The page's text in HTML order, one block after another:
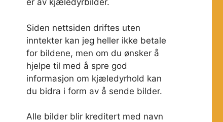
er av kjæledyrbilder.
Siden nettsiden driftes uten
inntekter kan jeg heller ikke betale
for bildene, men om du ønsker å
hjelpe til med å spre god
informasjon om kjæledyrhold kan
du bidra i form av å sende bilder.
Alle bilder blir kreditert med navn